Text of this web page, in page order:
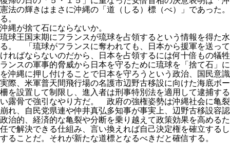
憲法の輝きはまさに沖縄の「道（しる）標（べ）」であった
る。
沖縄が捨て石にならないか。
琉球王国末期にフランスが琉球を占領するという情報を得た
る。 「琉球がフランスに奪われても、日本から援軍を送っ
ければならないのだから、日本を占領するには何十倍もの犠
ランスの軍事的脅威から日本を守るために琉球を「捨て石」
を沖縄に押し付けることで日本を守ろうという政治、国民意
実際、米軍普天間飛行場の名護市辺野古移設に向けた海底ボ
柵を設置して制限し、進入者は刑事特別法を適用して逮捕
い露骨で強引なやり方だ。 政府の強権姿勢は沖縄社会に亀
崩れ、自民党県連や仲井真弘多知事が事実上、辺野古移設容
政治的、経済的な亀裂や分断を乗り越えて政策効果を高める
任で解決できる仕組み、言い換えれば自己決定権を確立する
することだ。それが新たな道標となるべきだと確信する。